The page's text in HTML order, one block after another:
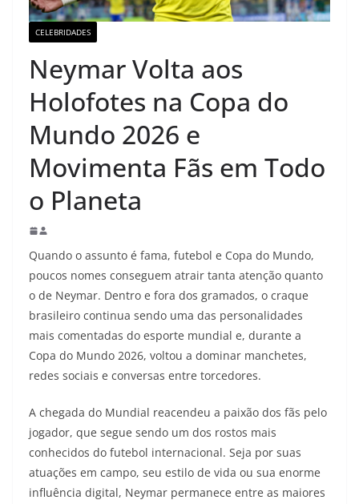
CELEBRIDADES
Neymar Volta aos
Holofotes na Copa do
Mundo 2026 e
Movimenta Fãs em Todo
o Planeta
Quando o assunto é fama, futebol e Copa do Mundo,
poucos nomes conseguem atrair tanta atenção quanto
o de Neymar. Dentro e fora dos gramados, o craque
brasileiro continua sendo uma das personalidades
mais comentadas do esporte mundial e, durante a
Copa do Mundo 2026, voltou a dominar manchetes,
redes sociais e conversas entre torcedores.
A chegada do Mundial reacendeu a paixão dos fãs pelo
jogador, que segue sendo um dos rostos mais
conhecidos do futebol internacional. Seja por suas
atuações em campo, seu estilo de vida ou sua enorme
influência digital, Neymar permanece entre as maiores